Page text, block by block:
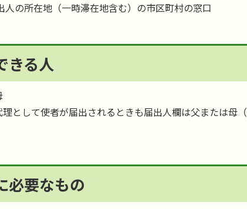
人の所在地（一時滞在地含む）の市区町村の窓口
きる人
理として使者が届出されるときも届出人欄は父または母
必要なもの